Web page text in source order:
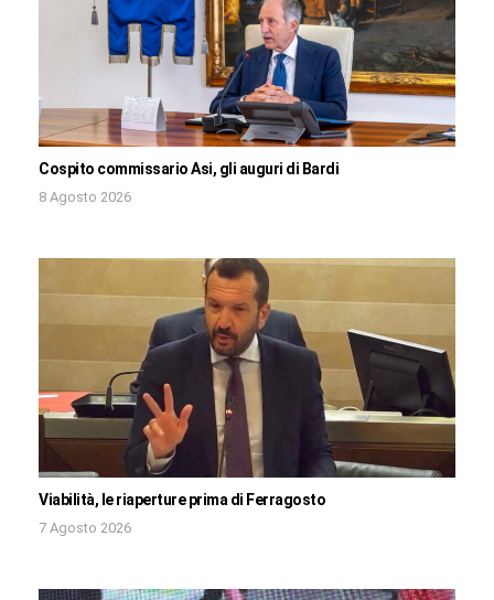
Cospito commissario Asi, gli auguri di Bardi
8 Agosto 2026
Viabilità, le riaperture prima di Ferragosto
7 Agosto 2026